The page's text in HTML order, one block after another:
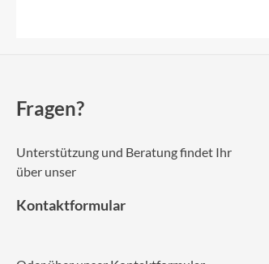
Fragen?
Unterstützung und Beratung findet Ihr
über unser
Kontaktformular